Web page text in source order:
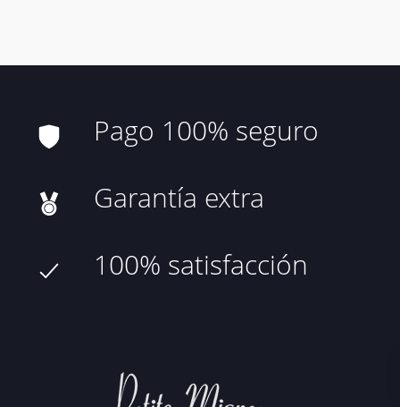
Pago 100% seguro
Garantía extra
100% satisfacción